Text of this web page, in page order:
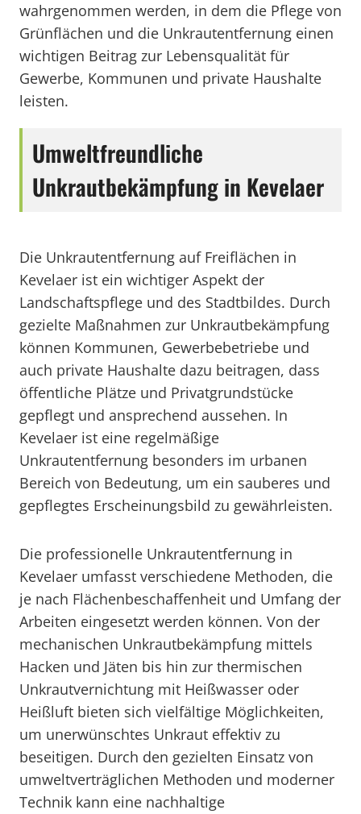
wahrgenommen werden, in dem die Pflege von
Grünflächen und die Unkrautentfernung einen
wichtigen Beitrag zur Lebensqualität für
Gewerbe, Kommunen und private Haushalte
leisten.
Umweltfreundliche
Unkrautbekämpfung in Kevelaer
Die Unkrautentfernung auf Freiflächen in
Kevelaer ist ein wichtiger Aspekt der
Landschaftspflege und des Stadtbildes. Durch
gezielte Maßnahmen zur Unkrautbekämpfung
können Kommunen, Gewerbebetriebe und
auch private Haushalte dazu beitragen, dass
öffentliche Plätze und Privatgrundstücke
gepflegt und ansprechend aussehen. In
Kevelaer ist eine regelmäßige
Unkrautentfernung besonders im urbanen
Bereich von Bedeutung, um ein sauberes und
gepflegtes Erscheinungsbild zu gewährleisten.
Die professionelle Unkrautentfernung in
Kevelaer umfasst verschiedene Methoden, die
je nach Flächenbeschaffenheit und Umfang der
Arbeiten eingesetzt werden können. Von der
mechanischen Unkrautbekämpfung mittels
Hacken und Jäten bis hin zur thermischen
Unkrautvernichtung mit Heißwasser oder
Heißluft bieten sich vielfältige Möglichkeiten,
um unerwünschtes Unkraut effektiv zu
beseitigen. Durch den gezielten Einsatz von
umweltverträglichen Methoden und moderner
Technik kann eine nachhaltige